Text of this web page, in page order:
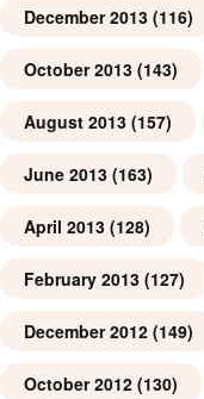
December 2013 (116)
October 2013 (143)
August 2013 (157)
June 2013 (163)
April 2013 (128)
February 2013 (127)
December 2012 (149)
October 2012 (130)